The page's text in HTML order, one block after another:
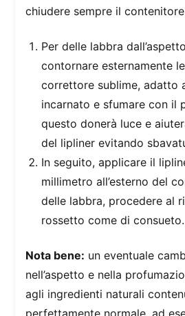
chiudere sempre il contenitore
Per delle labbra
contornare esternamente
correttore sublime, adatto
incarnato e sfumare con il
questo donerà luce e
del lipliner evitando
In seguito, applicare il
millimetro all’esterno del
delle labbra, procedere al
rossetto come di consueto.
Nota bene: un eventuale
nell’aspetto e nella
agli ingredienti naturali
perfettamente normale, ad